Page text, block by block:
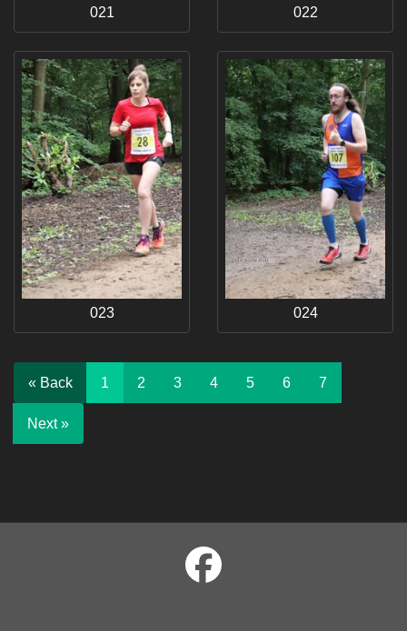
021 022
023 024
« Back 1 2 3 4 5 6 7
Next »